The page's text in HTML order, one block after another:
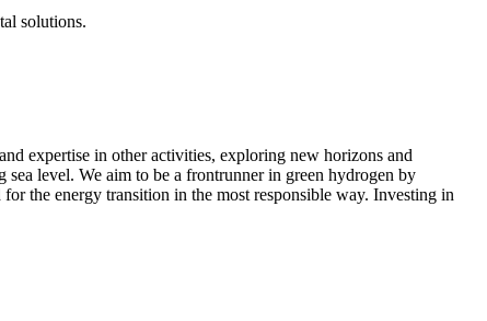
solutions.
expertise in other activities, exploring new horizons and
level. We aim to be a frontrunner in green hydrogen by
the energy transition in the most responsible way. Investing in